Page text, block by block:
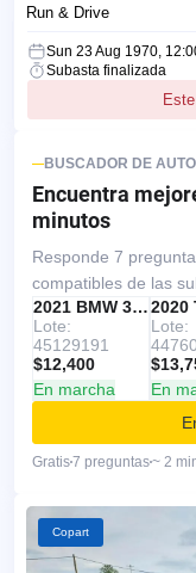
Run & Drive
Sun 23 Aug 1970,
Subasta finalizada
BUSCADOR DE
Encuentra
minutos
Responde 7
compatibles de las
IAAI
RECOMENDADO
2021 BMW 330I
Lote:
45129191
$12,400
En marcha
IAAI
Lote:
En
Gratis7 preguntas~ 2
Copart